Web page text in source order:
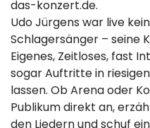
das-konzert.de.
Udo Jürgens war live
Schlagersänger – seine
Eigenes, Zeitloses, fast
sogar Auftritte in
lassen. Ob Arena oder
Publikum direkt an,
den Liedern und schuf